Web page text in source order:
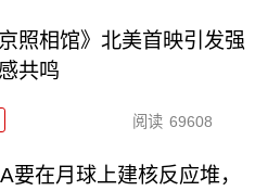
京照相馆》北美首映引发强
共鸣
阅读 69608
要在月球上建核反应堆，